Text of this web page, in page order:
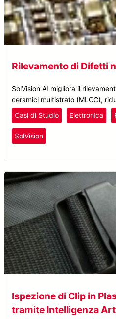
Rilevamento di Difetti
SolVision AI migliora il
ceramici multistrato (MLCC),
ottimizzando il controllo qualità
componenti elettronici.
Casi di Studio Elettronica
SolVision
Ispezione di Clip in
tramite Intelligenza